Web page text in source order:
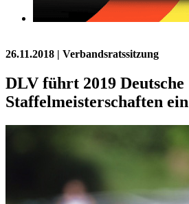
26.11.2018 | Verbandsratssitzung
DLV führt 2019 Deutsche
Staffelmeisterschaften ein